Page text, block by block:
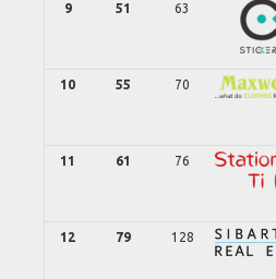
9 51 63
10 55 70
11 61 76
12 79 128